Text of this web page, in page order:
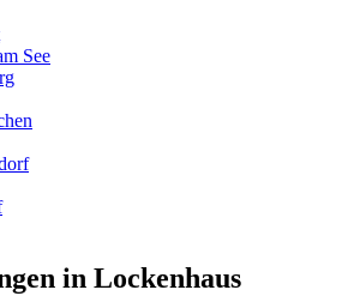
See
in Lockenhaus